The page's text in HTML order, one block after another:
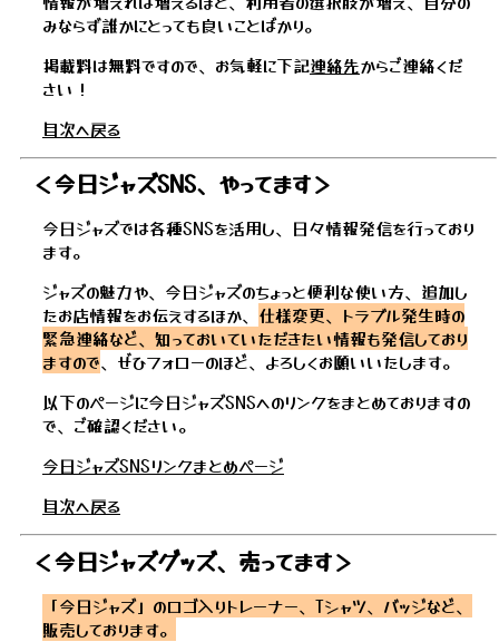
みならず誰かにとっても良いことばかり。
掲載料は無料ですので、お気軽に下記連絡先からご連絡くだ
さい！
目次へ戻る
＜今日ジャズSNS、やってます＞
今日ジャズでは各種SNSを活用し、日々情報発信を行っており
ます。
ジャズの魅力や、今日ジャズのちょっと便利な使い方、追加し
たお店情報をお伝えするほか、 仕様変更、トラブル発生時の
緊急連絡など、知っておいていただきたい情報も発信しており
ますので、ぜひフォローのほど、よろしくお願いいたします。
以下のページに今日ジャズSNSへのリンクをまとめておりますの
で、ご確認ください。
今日ジャズSNSリンクまとめページ
目次へ戻る
＜今日ジャズグッズ、売ってます＞
「今日ジャズ」のロゴ入りトレーナー、Tシャツ、バッジなど、
販売しております。